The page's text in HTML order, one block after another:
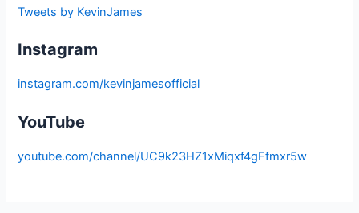
Tweets by KevinJames
Instagram
instagram.com/kevinjamesofficial
YouTube
youtube.com/channel/UC9k23HZ1xMiqxf4gFfmxr5w